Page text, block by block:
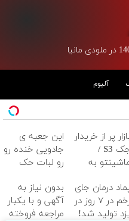
آلبوم
پر از خریدار
جک S3 /
به
این جعبه ی
جادویی خنده رو
رو لبات حک
خرید40%تخفیف
درمان جای
زخم در ۷ روز در
تولید شد!
بدون نیاز به
آگهی و با یکبار
مراجعه فروخته